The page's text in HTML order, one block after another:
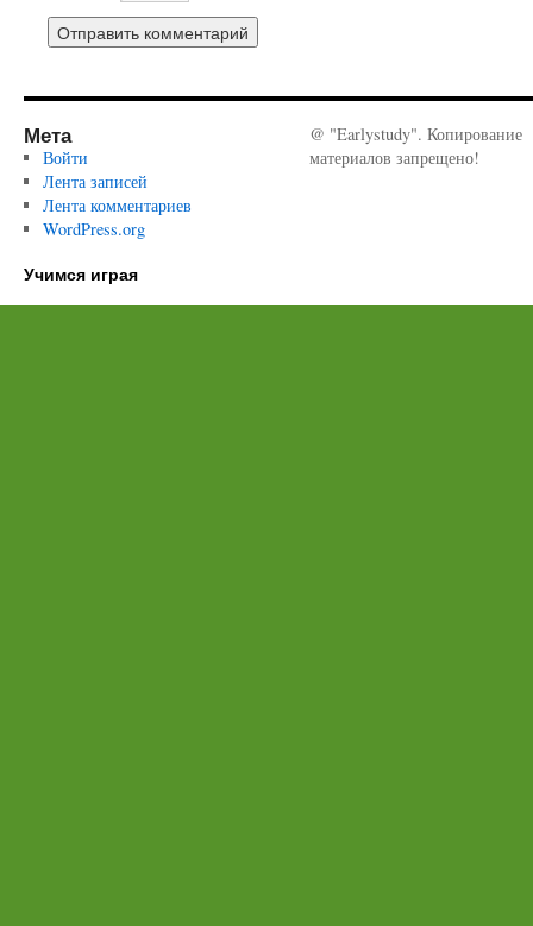
Мета
Войти
Лента записей
Лента комментариев
WordPress.org
@ "Earlystudy". Копирование
материалов запрещено!
Учимся играя